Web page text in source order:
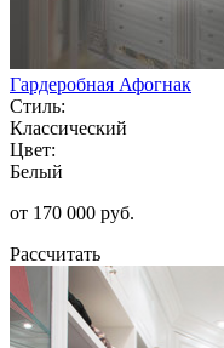
Гардеробная Афогнак
Стиль:
Классический
Цвет:
Белый
от 170 000 руб.
Рассчитать